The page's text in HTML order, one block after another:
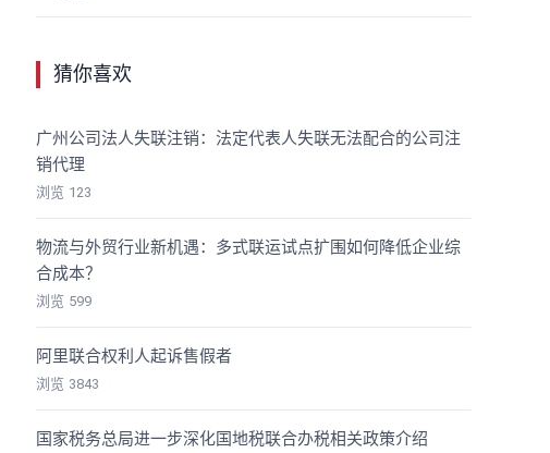
猜你喜欢
广州公司法人失联注销：法定代表人失联无法配合的公司注
销代理
浏览 123
物流与外贸行业新机遇：多式联运试点扩围如何降低企业综
合成本？
浏览 599
阿里联合权利人起诉售假者
浏览 3843
国家税务总局进一步深化国地税联合办税相关政策介绍